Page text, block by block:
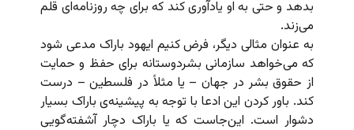
بدهد و حتی به او یادآوری کند که برای چه روزنامه‌ای قلم
می‌زند.
به عنوان مثالی دیگر، فرض کنیم ایهود باراک مدعی شود
که می‌‌خواهد سازمانی بشردوستانه برای حفظ و حمایت
از حقوق بشر در جهان – یا مثلاً در فلسطین – درست
کند. باور کردن این ادعا با توجه به پیشینه‌ی باراک بسیار
دشوار است. این‌جاست که یا باراک دچار آشفته‌گویی